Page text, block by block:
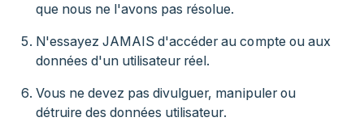
que nous ne l'avons pas résolue.
N'essayez JAMAIS d'accéder au compte ou aux
données d'un utilisateur réel.
Vous ne devez pas divulguer, manipuler ou
détruire des données utilisateur.